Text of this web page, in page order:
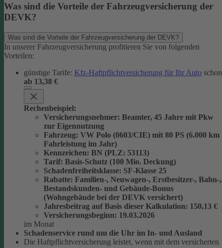
Was sind die Vorteile der Fahrzeugversicherung der
DEVK?
Was sind die Vorteile der Fahrzeugversicherung der DEVK?
In unserer Fahrzeugversicherung profitieren Sie von folgenden
Vorteilen:
günstige Tarife: Kfz-Haftpflichtversicherung für Ihr Auto schon
ab 13,38 €
Rechenbeispiel:
Versicherungsnehmer: Beamter, 45 Jahre mit Pkw
zur Eigennutzung
Fahrzeug: VW Polo (0603/CIE) mit 80 PS (6.000 km
Fahrleistung im Jahr)
Kennzeichen: BN (PLZ: 53113)
Tarif: Basis-Schutz (100 Mio. Deckung)
Schadenfreiheitsklasse: SF-Klasse 25
Rabatte: Familien-, Neuwagen-, Erstbesitzer-, Bahn-,
Bestandskunden- und Gebäude-Bonus
(Wohngebäude bei der DEVK versichert)
Jahresbeitrag auf Basis dieser Kalkulation: 150,13 €
Versicherungsbeginn: 19.03.2026
im Monat
Schadenservice rund um die Uhr im In- und Ausland
Die Haftpflichtversicherung leistet, wenn mit dem versicherten